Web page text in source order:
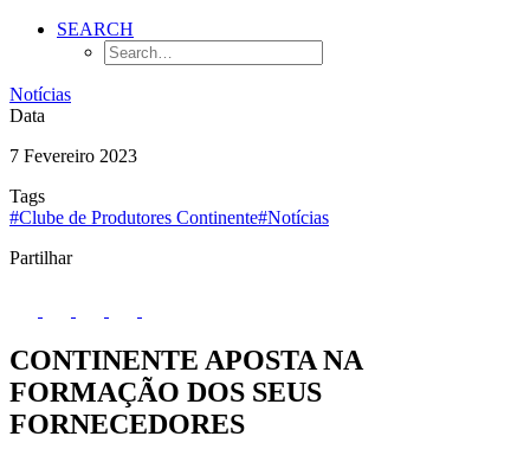
SEARCH
Notícias
Data
7 Fevereiro 2023
Tags
#Clube de Produtores Continente#Notícias
Partilhar
CONTINENTE APOSTA NA
FORMAÇÃO DOS SEUS
FORNECEDORES